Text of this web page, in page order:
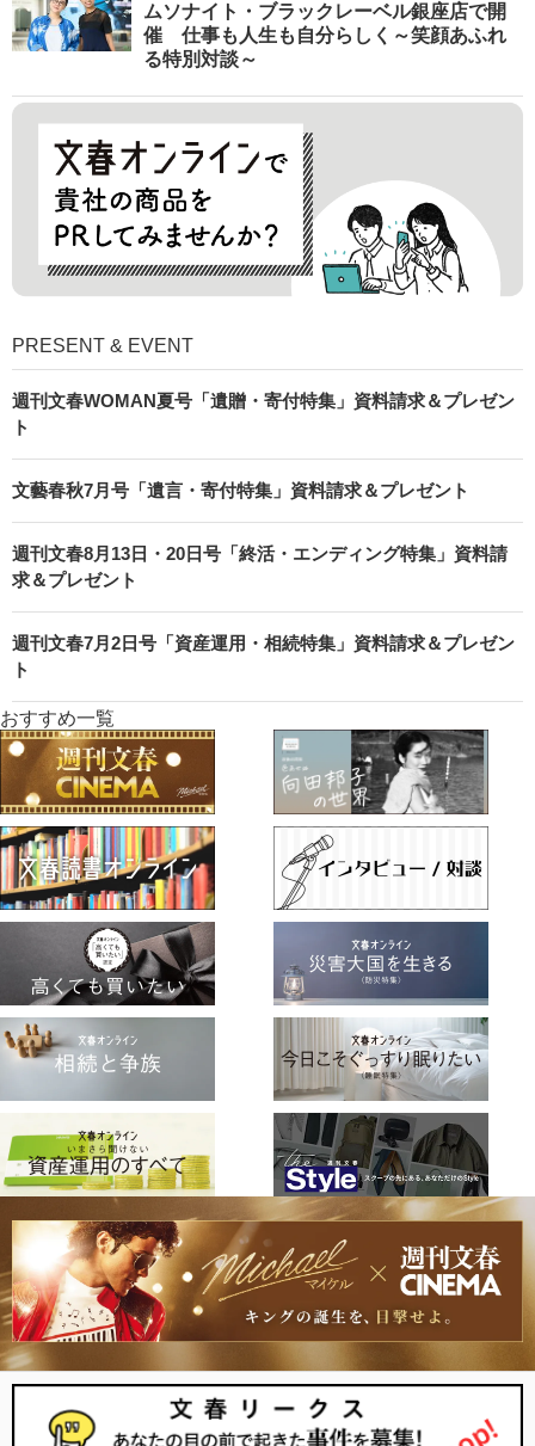
ムソナイト・ブラックレーベル銀座店で開
催 仕事も人生も自分らしく～笑顔あふれ
る特別対談～
PRESENT & EVENT
週刊文春WOMAN夏号「遺贈・寄付特集」資料請求＆プレゼン
ト
文藝春秋7月号「遺言・寄付特集」資料請求＆プレゼント
週刊文春8月13日・20日号「終活・エンディング特集」資料請
求＆プレゼント
週刊文春7月2日号「資産運用・相続特集」資料請求＆プレゼン
ト
おすすめ一覧